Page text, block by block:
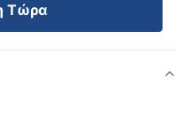
Τώρα